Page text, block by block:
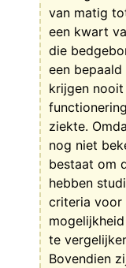
van matig
een kwart
die
een
krijgen
ziekte.
nog niet
bestaat om
hebben
criteria voor
te
Bovendien